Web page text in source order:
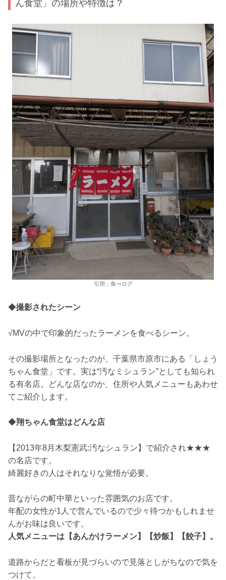
ん食堂」の場所や特徴は？
引用；食べログ
◆撮影されたシーン
√MVの中で印象的だったラーメンを食べるシーン。
その撮影場所となったのが、千葉県市原市にある「しょう
ちゃん食堂」です。実は“汚なミシュラン”としても知られ
る有名店。どんな店なのか、住所や人気メニューもあわせ
てご紹介します。
◆翔ちゃん食堂はどんな店
【2013年8月木梨憲武:汚なシュラン】で紹介され★★★
の名店です。
綺麗好きの人はそれなりな覚悟が必要。
昔ながらの町中華といった雰囲気のお店です。
年配の女性が1人で営んでいるので少々待つかもしれませ
んがお味は良いです。
人気メニューは【あんかけラーメン】【炒飯】【餃子】。
道路からだと看板が見づらいので見落としがちなので気を
つけて。